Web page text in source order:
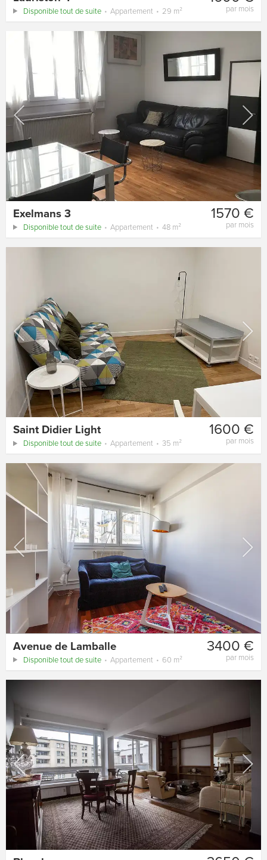
par mois
Disponible tout de suite Appartement 29 m²
1570 €
par mois
Exelmans 3
Disponible tout de suite Appartement 48 m²
1600 €
par mois
Saint Didier Light
Disponible tout de suite Appartement 35 m²
3400 €
par mois
Avenue de Lamballe
Disponible tout de suite Appartement 60 m²